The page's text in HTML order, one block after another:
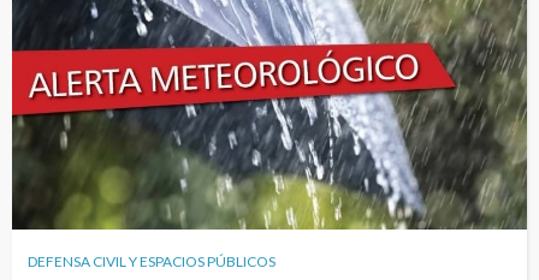
DEFENSA CIVIL Y ESPACIOS PÚBLICOS